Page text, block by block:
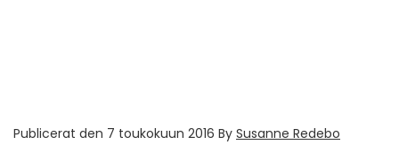
Publicerat den 7 toukokuun 2016 By Susanne Redebo